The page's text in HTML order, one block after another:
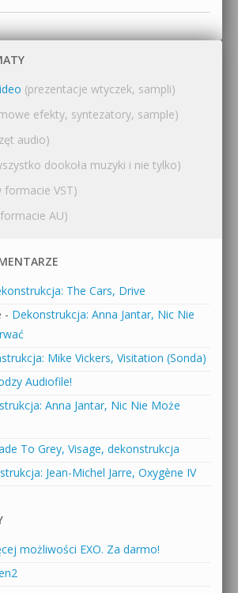
(prezentacje wtyczek, sampli)
efekty, syntezatory, sample)
audio)
dookoła muzyki i nie tylko)
formacie VST)
AU)
The Cars, Drive
- Dekonstrukcja: Anna Jantar, Nic Nie
Mike Vickers, Visitation (Sonda)
Audiofile!
Anna Jantar, Nic Nie Może
To Grey, Visage, dekonstrukcja
Jean-Michel Jarre, Oxygène IV
możliwości EXO. Za darmo!